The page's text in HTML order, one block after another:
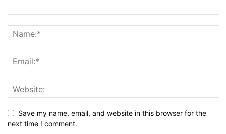
Save my name, email, and website in this browser for the
next time I comment.